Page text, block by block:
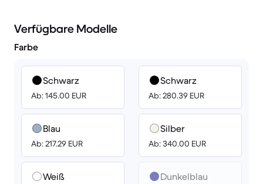
Verfügbare Modelle
Farbe
Schwarz
Ab: 145.00 EUR
Blau
Ab: 217.29 EUR
Weiß
Schwarz
Ab: 280.39 EUR
Silber
Ab: 340.00 EUR
Dunkelblau